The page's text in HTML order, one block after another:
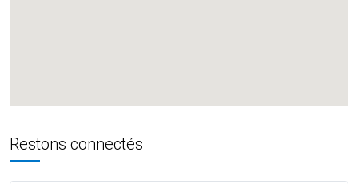
Restons connectés